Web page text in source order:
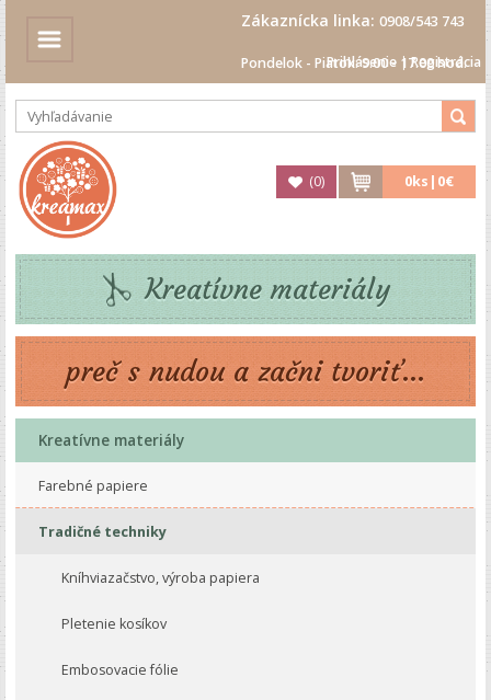
Zákaznícka linka: 0908/543 743
Pondelok - Piatok: 9.00 - 17.00 hod.
Prihlásenie|Registrácia
(0) 0ks| 0€
Kreatívne materiály
preč s nudou a začni tvoriť...
Kreatívne materiály
Farebné papiere
Tradičné techniky
Kníhviazačstvo, výroba papiera
Pletenie kosíkov
Embosovacie fólie